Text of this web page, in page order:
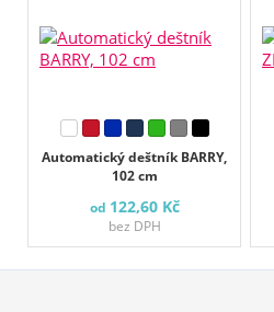
Automatický deštník BARRY,
102 cm
od 122,60 Kč
bez DPH